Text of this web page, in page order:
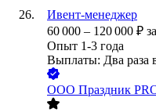
Ивент-менеджер
60 000 – 120 000 ₽
Опыт 1-3 года
Выплаты: Два раза
ООО Праздник